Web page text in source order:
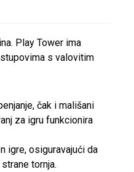
Play Tower ima
s valovitim
čak i mališani
za igru funkcionira
igre, osiguravajući da
tornja.